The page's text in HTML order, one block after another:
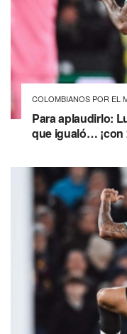
COLOMBIANOS POR EL
Para aplaudirlo:
que igualó… ¡con